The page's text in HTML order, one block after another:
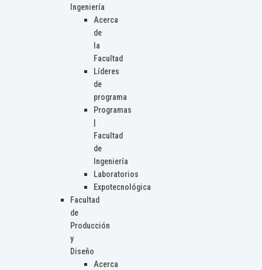
Ingeniería
Acerca
de
la
Facultad
Líderes
de
programa
Programas
Facultad
de
Ingeniería
Laboratorios
Expotecnológica
Facultad
de
Producción
y
Diseño
Acerca